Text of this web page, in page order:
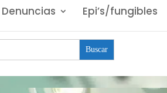
Denuncias Epi’s/fungibles